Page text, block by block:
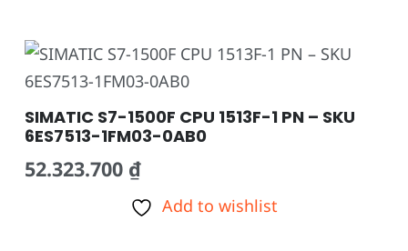
SIMATIC S7-1500F CPU 1513F-1 PN – SKU
6ES7513-1FM03-0AB0
52.323.700 ₫
Add to wishlist